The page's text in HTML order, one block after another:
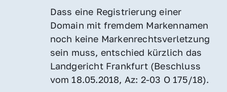
Dass eine Registrierung einer
Domain mit fremdem Markennamen
noch keine Markenrechtsverletzung
sein muss, entschied kürzlich das
Landgericht Frankfurt (Beschluss
vom 18.05.2018, Az: 2-03 O 175/18).